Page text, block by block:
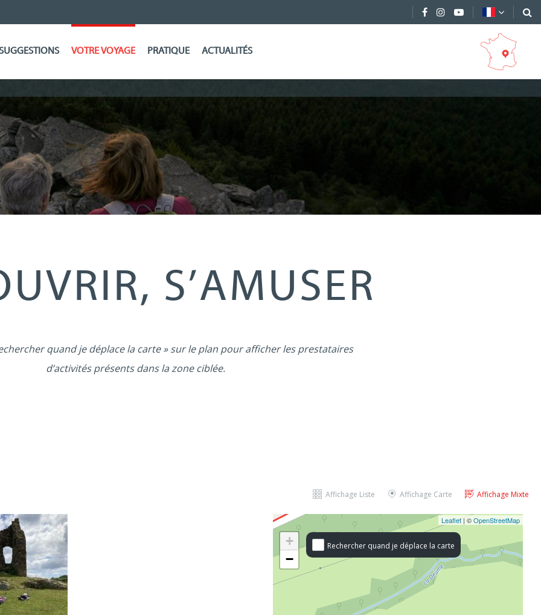
VOTRE VOYAGE PRATIQUE ACTUALITÉS
S’AMUSER
quand je déplace la carte » sur le plan pour afficher les prestataires
d’activités présents dans la zone ciblée.
Affichage Mixte
Affichage Carte
Affichage Liste
Rechercher quand je déplace la carte
+
−
Leaflet | ©OpenStreetMap